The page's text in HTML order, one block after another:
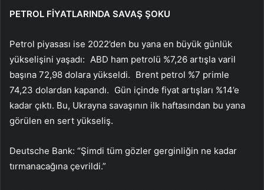
PETROL FİYATLARINDA SAVAŞ ŞOKU
Petrol piyasası ise 2022’den bu yana en büyük günlük
yükselişini yaşadı: ABD ham petrolü %7,26 artışla varil
başına 72,98 dolara yükseldi. Brent petrol %7 primle
74,23 dolardan kapandı. Gün içinde fiyat artışları %14’e
kadar çıktı. Bu, Ukrayna savaşının ilk haftasından bu yana
görülen en sert yükseliş.
Deutsche Bank: “Şimdi tüm gözler gerginliğin ne kadar
tırmanacağına çevrildi.”